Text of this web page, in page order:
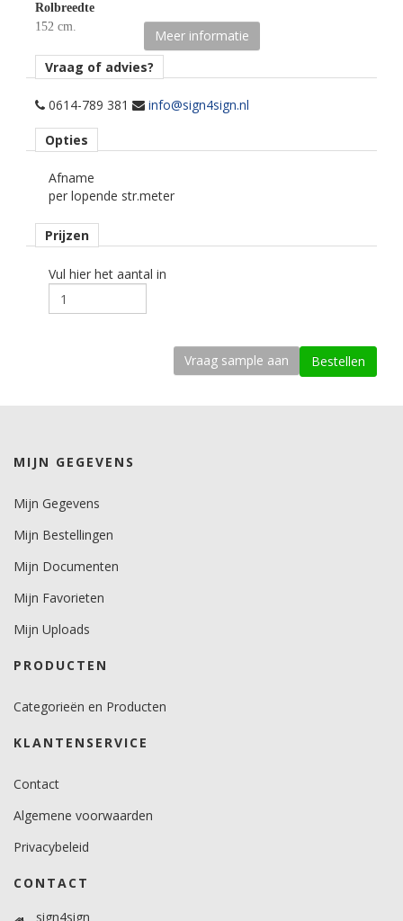
Rolbreedte
152 cm.
Afname
per losse strekkende meter.
carwrapfolie.
kenmerk belijming
semi-permanent, transparant, solvent.
Ondergrond
100 mu.
Maximale krimp (mm)
10.
Temperatuurbereik (°C)
-40 tot +90.
Levensduurverwachting
kleuren 5 jaar verticaal.
Meer informatie
Vraag of advies?
0614-789 381 info@sign4sign.nl
Opties
Afname
per lopende str.meter
Prijzen
Vul hier het aantal in
MIJN GEGEVENS
Mijn Gegevens
Mijn Bestellingen
Mijn Documenten
Mijn Favorieten
Mijn Uploads
PRODUCTEN
Categorieën en Producten
KLANTENSERVICE
Contact
Algemene voorwaarden
Privacybeleid
CONTACT
sign4sign